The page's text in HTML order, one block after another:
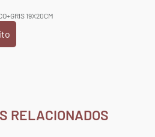
19X20CM
RELACIONADOS